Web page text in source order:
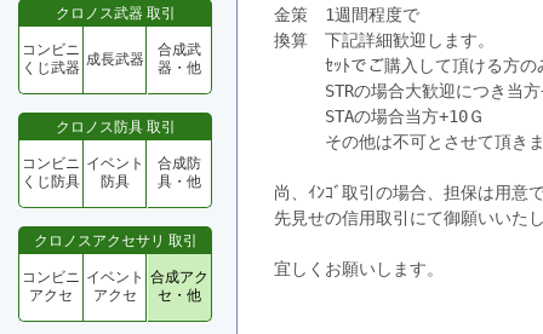
クロノス武器 取引
コンビニ
くじ武器 成長武器
合成武
器・他
クロノス防具 取引
コンビニ
くじ防具
イベント
防具
合成防
具・他
クロノスアクセサリ 取引
コンビニ
アクセ
イベント
アクセ
合成アク
セ・他
金策　1週間程度で
換算　下記詳細歓迎します。
ｾｯﾄでご購入して頂ける方のみ
STRの場合大歓迎につき当方
STAの場合当方+10Ｇ
その他は不可とさせて頂き
尚、ｲﾝｺﾞ取引の場合、担保は用意
先見せの信用取引にて御願いいた
宜しくお願いします。